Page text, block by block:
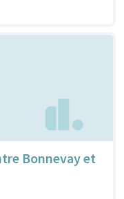
Bonnevay et